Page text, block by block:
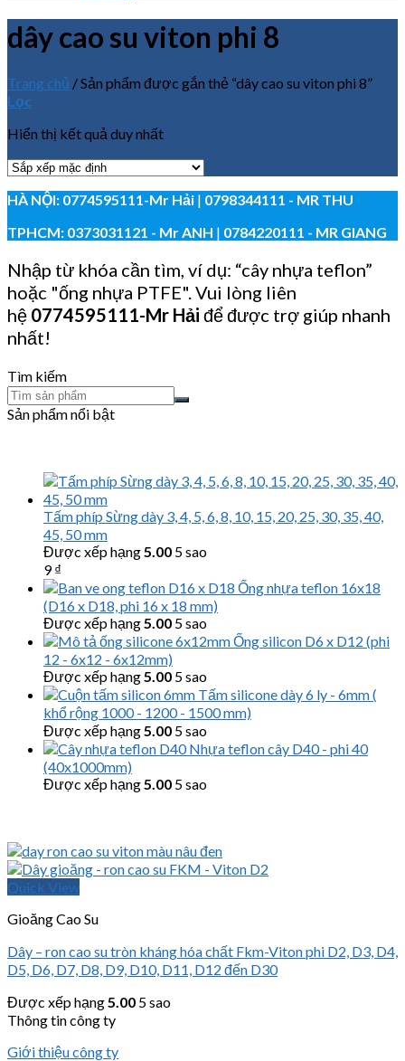
dây cao su viton phi 8
Trang chủ /Sản phẩm được gắn thẻ “dây cao su viton phi 8”
Lọc
Hiển thị kết quả duy nhất
HÀ NỘI: 0774595111-Mr Hải | 0798344111 - MR THU
TPHCM: 0373031121 - Mr ANH | 0784220111 - MR GIANG
Nhập từ khóa cần tìm, ví dụ: “cây nhựa teflon”
hoặc "ống nhựa PTFE". Vui lòng liên
hệ 0774595111-Mr Hải để được trợ giúp nhanh
nhất!
Tìm kiếm
Sản phẩm nổi bật
Tấm phíp Sừng dày 3, 4, 5, 6, 8, 10, 15, 20, 25, 30, 35, 40,
45, 50 mm
Được xếp hạng5.00 5 sao
9₫
Ống nhựa teflon 16x18
(D16 x D18, phi 16 x 18 mm)
Được xếp hạng5.00 5 sao
Ống silicon D6 x D12 (phi
12 - 6x12 - 6x12mm)
Được xếp hạng5.00 5 sao
Tấm silicone dày 6 ly - 6mm (
khổ rộng 1000 - 1200 - 1500 mm)
Được xếp hạng5.00 5 sao
Nhựa teflon cây D40 - phi 40
(40x1000mm)
Được xếp hạng5.00 5 sao
Quick View
Gioăng Cao Su
Dây – ron cao su tròn kháng hóa chất Fkm-Viton phi D2, D3, D4,
D5, D6, D7, D8, D9, D10, D11, D12 đến D30
Được xếp hạng5.00 5 sao
Thông tin công ty
Giới thiệu công ty